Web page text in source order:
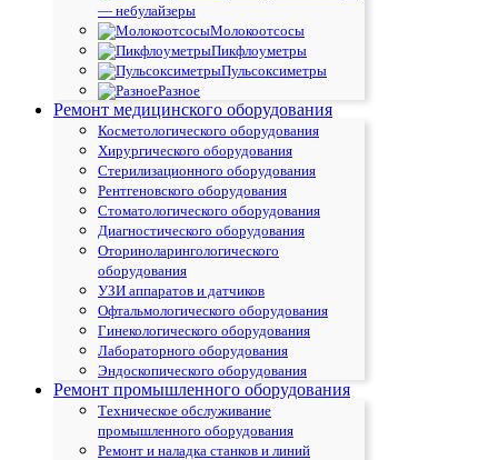
— небулайзеры
Молокоотсосы
Пикфлоуметры
Пульсоксиметры
Разное
Ремонт медицинского оборудования
Косметологического оборудования
Хирургического оборудования
Стерилизационного оборудования
Рентгеновского оборудования
Стоматологического оборудования
Диагностического оборудования
Оториноларингологического
оборудования
УЗИ аппаратов и датчиков
Офтальмологического оборудования
Гинекологического оборудования
Лабораторного оборудования
Эндоскопического оборудования
Ремонт промышленного оборудования
Техническое обслуживание
промышленного оборудования
Ремонт и наладка станков и линий